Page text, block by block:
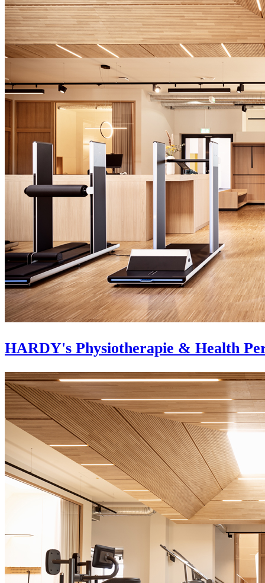
HARDY's Physiotherapie & Health